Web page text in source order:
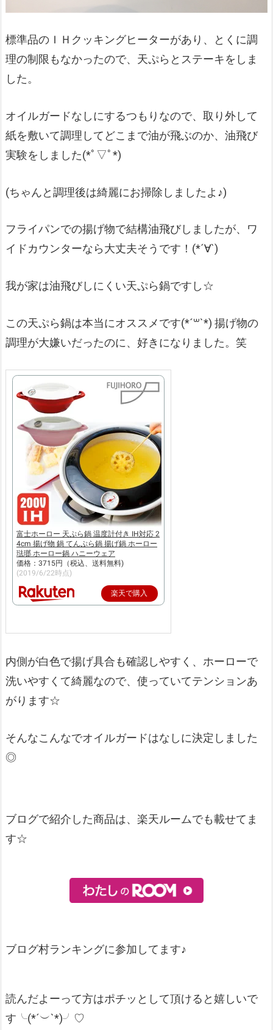
標準品のＩＨクッキングヒーターがあり、とくに調
理の制限もなかったので、天ぷらとステーキをしま
した。
オイルガードなしにするつもりなので、取り外して
紙を敷いて調理してどこまで油が飛ぶのか、油飛び
実験をしました(*ﾟ▽ﾟ*)
(ちゃんと調理後は綺麗にお掃除しましたよ♪)
フライパンでの揚げ物で結構油飛びしましたが、ワ
イドカウンターなら大丈夫そうです！(*´∀`)
我が家は油飛びしにくい天ぷら鍋ですし☆
この天ぷら鍋は本当にオススメです(*´꒳`*) 揚げ物の
調理が大嫌いだったのに、好きになりました。笑
富士ホーロー 天ぷら鍋 温度計付き IH対応 2
4cm 揚げ物 鍋 てんぷら鍋 揚げ鍋 ホーロー
琺瑯 ホーロー鍋 ハニーウェア
価格：3715円（税込、送料無料)
(2019/6/22時点)
楽天で購入
内側が白色で揚げ具合も確認しやすく、ホーローで
洗いやすくて綺麗なので、使っていてテンションあ
がります☆
そんなこんなでオイルガードはなしに決定しました
◎
ブログで紹介した商品は、楽天ルームでも載せてま
す☆
ブログ村ランキングに参加してます♪
読んだよーって方はポチッとして頂けると嬉しいで
す╰(*´︶`*)╯♡